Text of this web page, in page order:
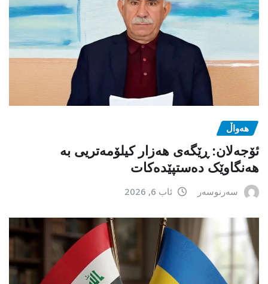
هەواڵ
ئۆجەلان: ڕێگەی هەزار کیلۆمەتریی بە
هەنگاوێک دەستپێدەکات
سەرنوسەر ئاب 6, 2026